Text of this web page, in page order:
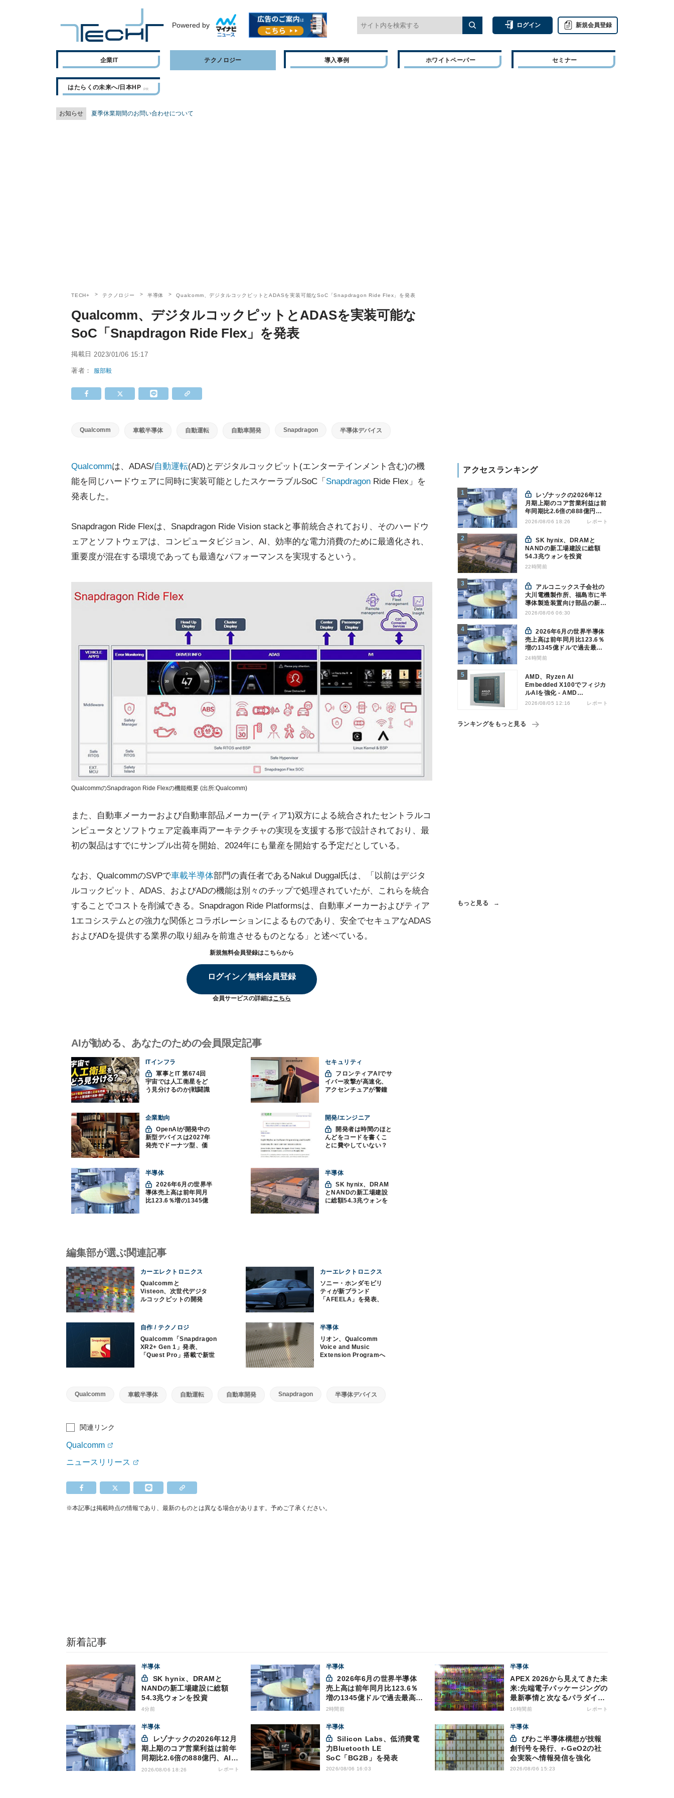
Powered by ログイン 新規会員登録
企業IT テクノロジー 導入事例 ホワイトペーパー セミナー
はたらくの未来へ/日本HP
お知らせ 夏季休業期間のお問い合わせについて
TECH+ テクノロジー 半導体 Qualcomm、デジタルコックピットとADASを実装可能なSoC「Snapdragon Ride Flex」を発表
Qualcomm、デジタルコックピットとADASを実装可能な
SoC「Snapdragon Ride Flex」を発表
掲載日 2023/01/06 15:17
著者： 服部毅
Qualcomm 車載半導体 自動運転 自動車開発 Snapdragon 半導体デバイス
Qualcommは、ADAS/自動運転(AD)とデジタルコックピット(エンターテインメント含む)の機
能を同じハードウェアに同時に実装可能としたスケーラブルSoC「 Snapdragon Ride Flex」を
発表した。
Snapdragon Ride Flexは、Snapdragon Ride Vision stackと事前統合されており、そのハードウ
ェアとソフトウェアは、コンピュータビジョン、AI、効率的な電力消費のために最適化され、
重要度が混在する環境であっても最適なパフォーマンスを実現するという。
QualcommのSnapdragon Ride Flexの機能概要 (出所:Qualcomm)
また、自動車メーカーおよび自動車部品メーカー(ティア1)双方による統合されたセントラルコ
ンピュータとソフトウェア定義車両アーキテクチャの実現を支援する形で設計されており、最
初の製品はすでにサンプル出荷を開始、2024年にも量産を開始する予定だとしている。
なお、QualcommのSVPで車載半導体部門の責任者であるNakul Duggal氏は、「以前はデジタ
ルコックピット、ADAS、およびADの機能は別々のチップで処理されていたが、これらを統合
することでコストを削減できる。Snapdragon Ride Platformsは、自動車メーカーおよびティア
1エコシステムとの強力な関係とコラボレーションによるものであり、安全でセキュアなADAS
およびADを提供する業界の取り組みを前進させるものとなる」と述べている。
新規無料会員登録はこちらから
ログイン／無料会員登録
会員サービスの詳細はこちら
AIが勧める、あなたのための会員限定記事
ITインフラ
軍事とIT 第674回
宇宙では人工衛星をど
う見分けるのか|戦闘識
セキュリティ
イバー攻撃が高速化、
アクセンチュアが警鐘
企業動向
OpenAIが開発中の
新型デバイスは2027年
発売でドーナツ型、価
開発/エンジニア
んどをコードを書くこ
とに費やしていない？
つの神話への賛否
半導体
2026年6月の世界半
導体売上高は前年同月
比123.6％増の1345億
半導体
SK hynix、DRAM
とNANDの新工場建設
に総額54.3兆ウォンを
アクセスランキング
月期上期のコア営業利益は前
年同期比2.6倍の888億円、
AI向け半導体材料が好調
2026/08/06 18:26 レポート
SK hynix、DRAMと
NANDの新工場建設に総額
54.3兆ウォンを投資
22時間前
大川電機製作所、福島市に半
導体製造装置向け部品の新工
場建設を決定
2026/08/06 06:30
2026年6月の世界半導体
売上高は前年同月比123.6％
増の1345億ドルで過去最高
更新 SIA調べ
24時間前
AMD、Ryzen AI
Embedded X100でフィジカ
ルAIを強化 - AMD
Advancing AI 2026
2026/08/05 12:16 レポート
ランキングをもっと見る
もっと見る
編集部が選ぶ関連記事
カーエレクトロニクス
Qualcommと
Visteon、次世代デジタ
ルコックピットの開発
カーエレクトロニクス
ソニー・ホンダモビリ
ティが新ブランド
「AFEELA」を発表、
自作 / テクノロジ
Qualcomm「Snapdragon
XR2+ Gen 1」発表、
「Quest Pro」搭載で新世
半導体
リオン、Qualcomm
Voice and Music
Extension Programへ
Qualcomm 車載半導体 自動運転 自動車開発 Snapdragon 半導体デバイス
関連リンク
Qualcomm
ニュースリリース
※本記事は掲載時点の情報であり、最新のものとは異なる場合があります。予めご了承ください。
新着記事
半導体
NANDの新工場建設に総額
54.3兆ウォンを投資
4分前
半導体
2026年6月の世界半導体
売上高は前年同月比123.6％
増の1345億ドルで過去最高更
新 SIA調べ
2時間前
半導体
APEX 2026から見えてきた未
来:先端電子パッケージングの
最新事情と次なるパラダイム
シフト
16時間前 レポート
半導体
期上期のコア営業利益は前年
同期比2.6倍の888億円、AI向
け半導体材料が好調
2026/08/06 18:26 レポート
半導体
Silicon Labs、低消費電
力Bluetooth LE
SoC「BG2B」を発表
2026/08/06 16:03
半導体
創刊号を発行、r-GeO2の社
会実装へ情報発信を強化
2026/08/06 15:23